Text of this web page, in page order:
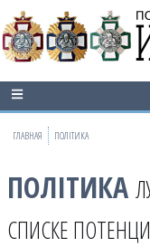
ГЛАВНАЯ ПОЛІТИКА
ПОЛІТИКА
СПИСКЕ